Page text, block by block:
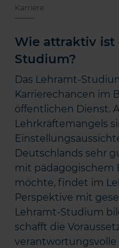
Karriere
Wie attraktiv ist
Studium?
Das Lehramt-
Karrierechancen im
öffentlichen Dienst.
Lehrkräftemangels
Deutschlands sehr
mit pädagogischem
möchte, findet im
Perspektive mit
Lehramt-Studium
schafft die